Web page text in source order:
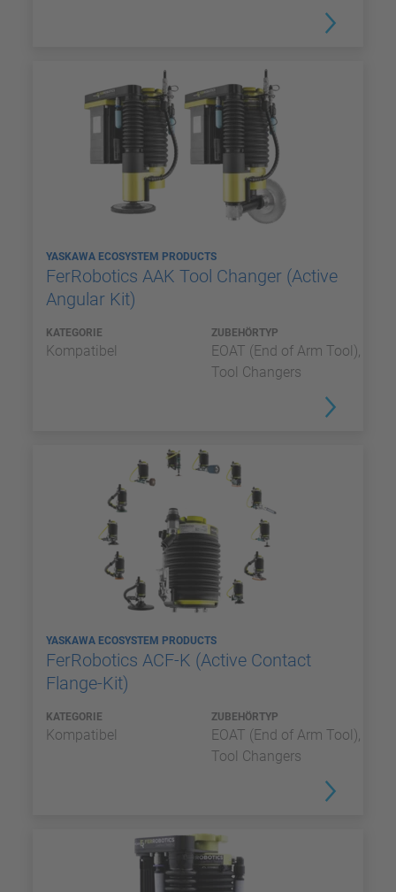
YASKAWA ECOSYSTEM PRODUCTS
FerRobotics AAK Tool Changer (Active
Angular Kit)
KATEGORIE
Kompatibel
ZUBEHÖRTYP
EOAT (End of Arm Tool),
Tool Changers
YASKAWA ECOSYSTEM PRODUCTS
FerRobotics ACF-K (Active Contact
Flange-Kit)
KATEGORIE
Kompatibel
ZUBEHÖRTYP
EOAT (End of Arm Tool),
Tool Changers